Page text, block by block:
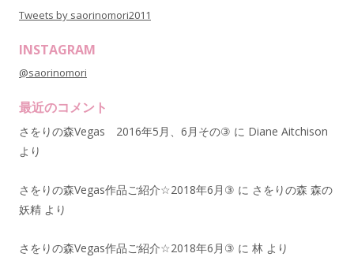
Tweets by saorinomori2011
INSTAGRAM
@saorinomori
最近のコメント
さをりの森Vegas 2016年5月、6月その③ に Diane Aitchison
より
さをりの森Vegas作品ご紹介☆2018年6月③ に さをりの森 森の
妖精 より
さをりの森Vegas作品ご紹介☆2018年6月③ に 林 より